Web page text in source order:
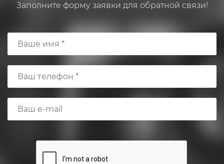
Заполните форму заявки для обратной связи!